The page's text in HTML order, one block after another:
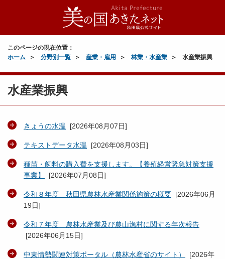
このページの現在位置：
ホーム
分野別一覧 産業・雇用 林業・水産業 水産業振興
水産業振興
きょうの水温 [2026年08月07日]
テキストデータ水温 [2026年08月03日]
種苗・飼料の購入費を支援します。【養殖経営緊急対策支援
事業】
[2026年07月08日]
令和８年度 秋田県農林水産業関係施策の概要 [2026年06月
19日]
令和７年度 農林水産業及び農山漁村に関する年次報告
[2026年06月15日]
中東情勢関連対策ポータル（農林水産省のサイト） [2026年